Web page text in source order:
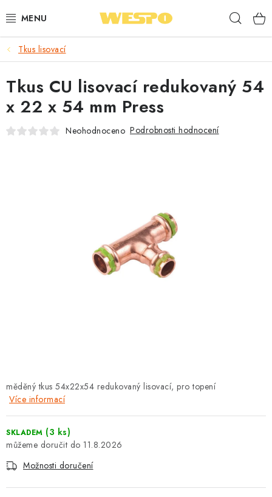
na
ARMATURY PRO TOPENÍ A VODU
TOPENÍ A OHŘEV VODY
TVAROVKY A TRUBKY
TOPENÁŘSKÁ AKADEMIE
OBCHODNÍ PODMÍNKY
O NÁS
Tkus lisovací
měděný tkus 54x22x54 redukovaný lisovací, pro topení
Více informací
SKLADEM (3 ks)
11.8.2026
Možnosti doručení
Tkus CU lisovací redukovaný 54
x 22 x 54 mm Press
Neohodnoceno Podrobnosti hodnocení